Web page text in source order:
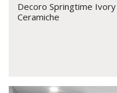
Decoro Springtime
Ceramiche